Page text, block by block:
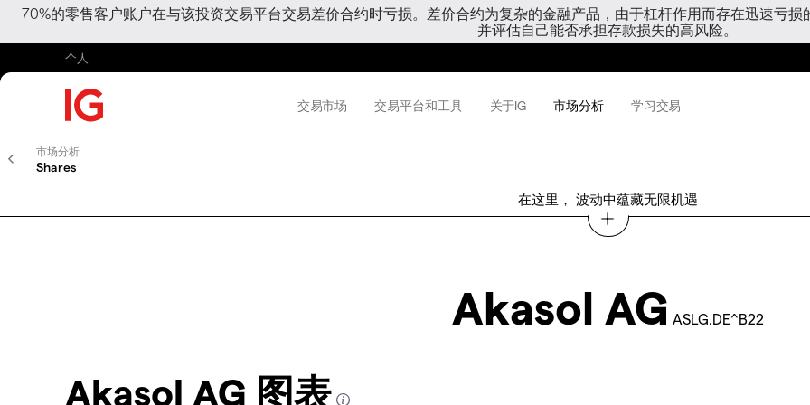
70%的零售客户账户在与该投资交易平台交易差价合约时亏损。差价合约为复杂的金融产品，由于杠杆作用而存在迅速亏
并评估自己能否承担存款损失的高风险。
个人
交易市场 交易平台和工具 关于IG 市场分析 学习交易
市场分析
Shares
在这里， 波动中蕴藏无限机遇
Akasol AG ASLG.DE^B22
Akasol AG 图表